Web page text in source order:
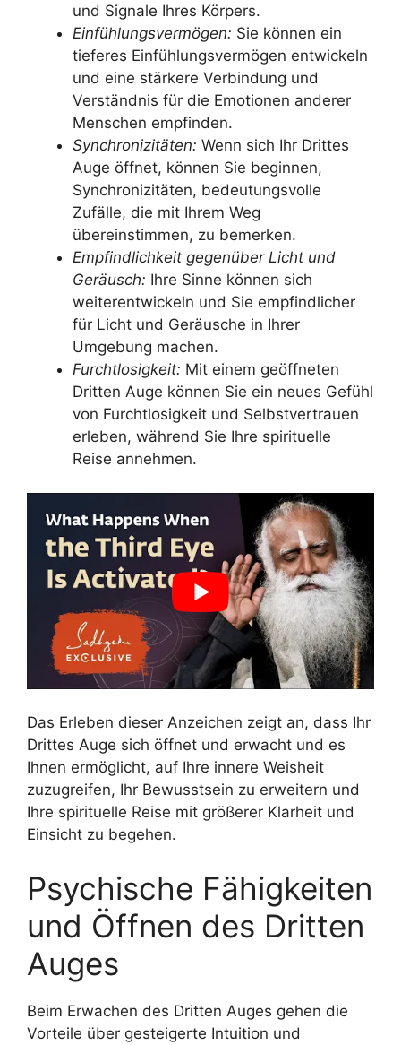
und Signale Ihres Körpers.
Einfühlungsvermögen: Sie können ein
tieferes Einfühlungsvermögen entwickeln
und eine stärkere Verbindung und
Verständnis für die Emotionen anderer
Menschen empfinden.
Synchronizitäten: Wenn sich Ihr Drittes
Auge öffnet, können Sie beginnen,
Synchronizitäten, bedeutungsvolle
Zufälle, die mit Ihrem Weg
übereinstimmen, zu bemerken.
Empfindlichkeit gegenüber Licht und
Geräusch: Ihre Sinne können sich
weiterentwickeln und Sie empfindlicher
für Licht und Geräusche in Ihrer
Umgebung machen.
Furchtlosigkeit: Mit einem geöffneten
Dritten Auge können Sie ein neues Gefühl
von Furchtlosigkeit und Selbstvertrauen
erleben, während Sie Ihre spirituelle
Reise annehmen.
Das Erleben dieser Anzeichen zeigt an, dass Ihr
Drittes Auge sich öffnet und erwacht und es
Ihnen ermöglicht, auf Ihre innere Weisheit
zuzugreifen, Ihr Bewusstsein zu erweitern und
Ihre spirituelle Reise mit größerer Klarheit und
Einsicht zu begehen.
Psychische Fähigkeiten
und Öffnen des Dritten
Auges
Beim Erwachen des Dritten Auges gehen die
Vorteile über gesteigerte Intuition und